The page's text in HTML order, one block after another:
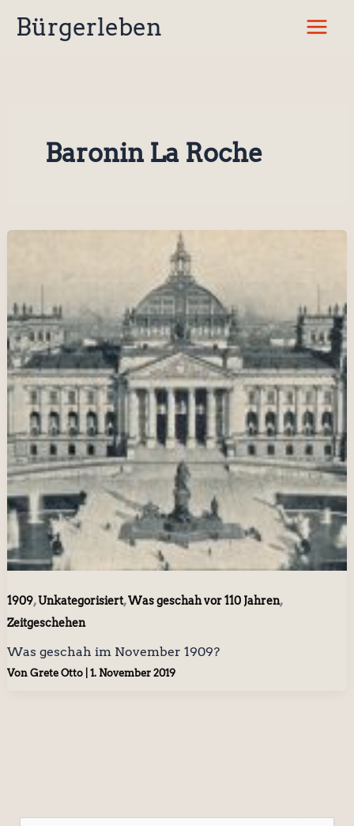
InhaltBürgerleben
Baronin La Roche
1909,Unkategorisiert,Was geschah vor 110 Jahren,
Zeitgeschehen
Was geschah im November 1909?
Von Grete Otto 1. November 2019